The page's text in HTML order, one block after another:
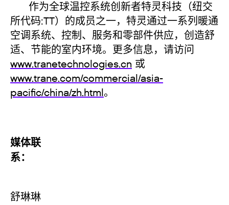
作为全球温控系统创新者特灵科技（纽交
所代码:TT）的成员之一，特灵通过一系列暖通
空调系统、控制、服务和零部件供应，创造舒
适、节能的室内环境。更多信息，请访问
www.tranetechnologies.cn 或
www.trane.com/commercial/asia-
pacific/china/zh.html。
媒体联
系
舒琳琳